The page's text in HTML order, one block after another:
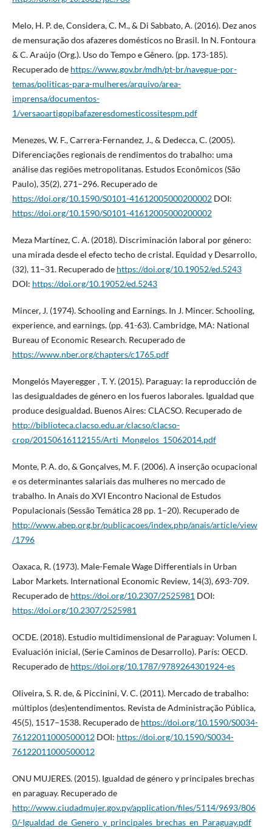
Melo, H. P. de, Considera, C. M., & Di Sabbato, A. (2016). Dez anos
de mensuração dos afazeres domésticos no Brasil. In N. Fontoura
& C. Araújo (Org.). Uso do Tempo e Gênero. (pp. 173-185).
Recuperado de https://www.gov.br/mdh/pt-br/navegue-por-
temas/politicas-para-mulheres/arquivo/area-
imprensa/documentos-
1/versaoartigopibafazeresdomesticossitespm.pdf
Menezes, W. F., Carrera-Fernandez, J., & Dedecca, C. (2005).
Diferenciações regionais de rendimentos do trabalho: uma
análise das regiões metropolitanas. Estudos Econômicos (São
Paulo), 35(2), 271–296. Recuperado de
https://doi.org/10.1590/S0101-41612005000200002DOI:
https://doi.org/10.1590/S0101-41612005000200002
Meza Martínez, C. A. (2018). Discriminación laboral por género:
una mirada desde el efecto techo de cristal. Equidad y Desarrollo,
(32), 11–31. Recuperado de https://doi.org/10.19052/ed.5243
DOI: https://doi.org/10.19052/ed.5243
Mincer, J. (1974). Schooling and Earnings. In J. Mincer. Schooling,
experience, and earnings. (pp. 41-63). Cambridge, MA: National
Bureau of Economic Research. Recuperado de
https://www.nber.org/chapters/c1765.pdf
Mongelós Mayeregger , T. Y. (2015). Paraguay: la reproducción de
las desigualdades de género en los fueros laborales. Igualdad que
produce desigualdad. Buenos Aires: CLACSO. Recuperado de
http://biblioteca.clacso.edu.ar/clacso/clacso-
crop/20150616112155/Arti_Mongelos_15062014.pdf
Monte, P. A. do, & Gonçalves, M. F. (2006). A inserção ocupacional
e os determinantes salariais das mulheres no mercado de
trabalho. In Anais do XVI Encontro Nacional de Estudos
Populacionais (Sessão Temática 28 pp. 1–20). Recuperado de
http://www.abep.org.br/publicacoes/index.php/anais/article/view
/1796
Oaxaca, R. (1973). Male-Female Wage Differentials in Urban
Labor Markets. International Economic Review, 14(3), 693-709.
Recuperado de https://doi.org/10.2307/2525981 DOI:
https://doi.org/10.2307/2525981
OCDE. (2018). Estudio multidimensional de Paraguay: Volumen I.
Evaluación inicial, (Serie Caminos de Desarrollo). París: OECD.
Recuperado de https://doi.org/10.1787/9789264301924-es
Oliveira, S. R. de, & Piccinini, V. C. (2011). Mercado de trabalho:
múltiplos (des)entendimentos. Revista de Administração Pública,
45(5), 1517–1538. Recuperado de https://doi.org/10.1590/S0034-
76122011000500012DOI: https://doi.org/10.1590/S0034-
76122011000500012
ONU MUJERES. (2015). Igualdad de género y principales brechas
en paraguay. Recuperado de
http://www.ciudadmujer.gov.py/application/files/5114/9693/806
0/-Igualdad_de_Genero_y_principales_brechas_en_Paraguay.pdf